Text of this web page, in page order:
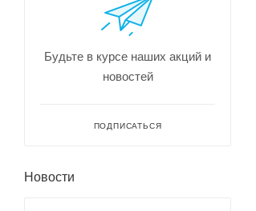
Будьте в курсе наших акций и
новостей
ПОДПИСАТЬСЯ
Новости